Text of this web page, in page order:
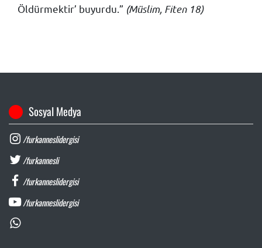
Öldürmektir’ buyurdu.” (Müslim, Fiten 18)
Sosyal Medya
/furkanneslidergisi
/furkannesli
/furkanneslidergisi
/furkanneslidergisi